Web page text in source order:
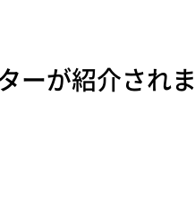
ーが紹介されま